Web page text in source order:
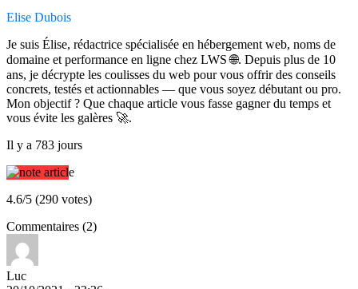
Elise Dubois
Je suis Élise, rédactrice spécialisée en hébergement web, noms de
domaine et performance en ligne chez LWS 🌐. Depuis plus de 10
ans, je décrypte les coulisses du web pour vous offrir des conseils
concrets, testés et actionnables — que vous soyez débutant ou pro.
Mon objectif ? Que chaque article vous fasse gagner du temps et
vous évite les galères 🚀.
Il y a 783 jours
4.6/5 (290 votes)
Commentaires (2)
Luc